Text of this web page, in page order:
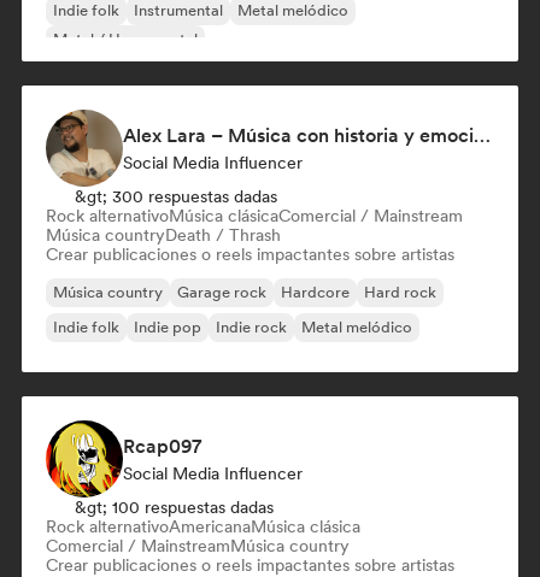
Indie folk
Instrumental
Metal melódico
Metal / Heavy metal
Alex Lara – Música con historia y emociones
Social Media Influencer
&gt; 300 respuestas dadas
Rock alternativoMúsica clásicaComercial / Mainstream
Música countryDeath / Thrash
Crear publicaciones o reels impactantes sobre artistas
Música country Garage rock Hardcore
Hard rock
Indie folk
Indie pop Indie rock Metal melódico
Rcap097
Social Media Influencer
&gt; 100 respuestas dadas
Rock alternativoAmericanaMúsica clásica
Comercial / MainstreamMúsica country
Crear publicaciones o reels impactantes sobre artistas